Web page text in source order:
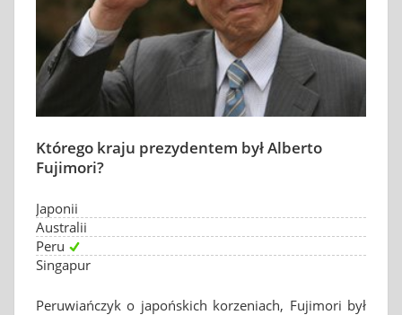
Którego kraju prezydentem był Alberto
Fujimori?
Japonii
Australii
Peru
Singapur
Peruwiańczyk o japońskich korzeniach, Fujimori był